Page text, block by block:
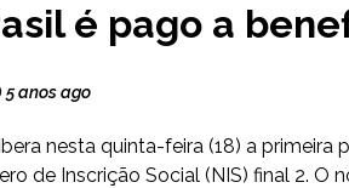
é pago a
5 anos ago
nesta quinta-feira (18) a primeira
de Inscrição Social (NIS) final 2.